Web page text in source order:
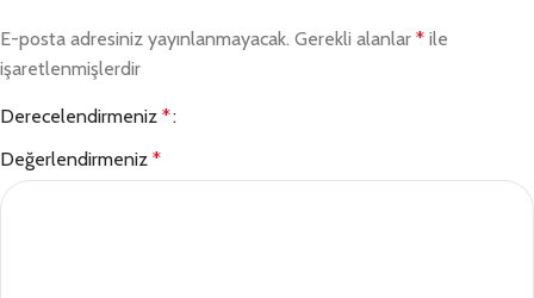
E-posta adresiniz yayınlanmayacak. Gerekli alanlar * ile
işaretlenmişlerdir
Derecelendirmeniz *
Değerlendirmeniz *